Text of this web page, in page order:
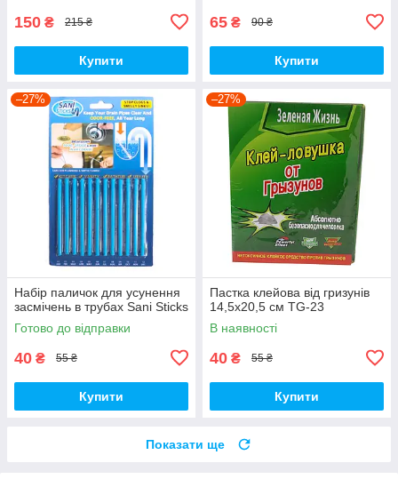
150 ₴ 215 ₴
Купити
65 ₴ 90 ₴
Купити
–27%
Набір паличок для усунення
засмічень в трубах Sani Sticks
Готово до відправки
40 ₴ 55 ₴
Купити
–27%
Пастка клейова від гризунів
14,5х20,5 см TG-23
В наявності
40 ₴ 55 ₴
Купити
Показати ще